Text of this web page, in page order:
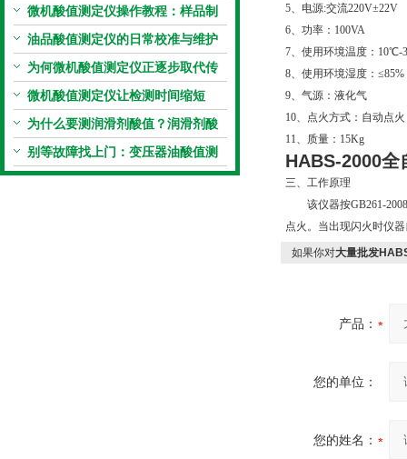
证：标准物质标定步骤
微机酸值测定仪操作教程：样品制
备、参数设置与结果解读
油品酸值测定仪的日常校准与维护
流程
为何微机酸值测定仪正逐步取代传
统手动滴定法？
微机酸值测定仪让检测时间缩短
50%
为什么要测润滑剂酸值？润滑剂酸
值测定法告诉你答案
别等故障找上门：变压器油酸值测
试仪的预警功能
5、电源:交流220V±22V
6、功率：100VA
7、使用环境温度：10℃-
8、使用环境湿度：≤85%
9、气源：液化气
10、点火方式：自动点火
11、质量：15Kg
HABS-2000全
三、工作原理
该仪器按GB261-2008
点火。当出现闪火时仪
如果你对大量批发
产品：
您的单位：
您的姓名：